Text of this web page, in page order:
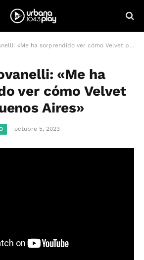
«Me ha sorprendido ver cómo Velvet pegó en Buenos Aires»
«Me ha
ver cómo Velvet
Aires»
octubre 5, 2023